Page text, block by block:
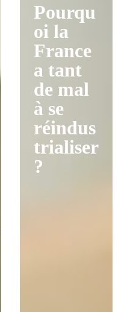
Pourqu
oi la
France
a tant
de mal
à se
réindus
trialiser
?